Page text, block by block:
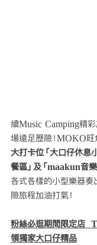
續Music Camping精彩
場遠足歷險！MOKO
大打卡位「大口仔休息
餐區」及「maakun音
各式各樣的小型樂器奏
險旅程加油打氣！
粉絲必逛期間限定店
領獨家大口仔精品